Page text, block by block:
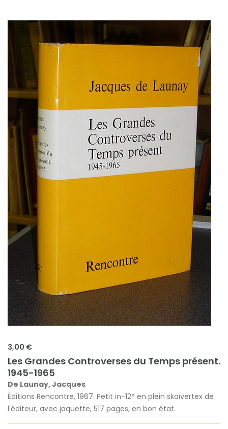
3,00 €
Les Grandes Controverses du Temps présent.
1945-1965
De Launay, Jacques
Éditions Rencontre, 1967. Petit in-12° en plein skaïvertex de
l'éditeur, avec jaquette, 517 pages, en bon état.